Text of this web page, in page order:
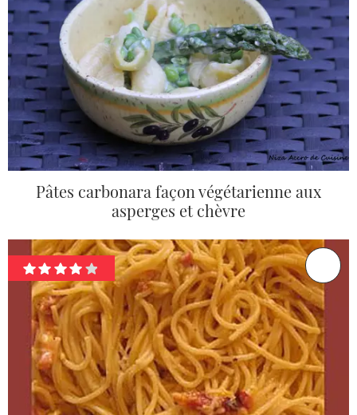
Pâtes carbonara façon végétarienne aux
asperges et chèvre